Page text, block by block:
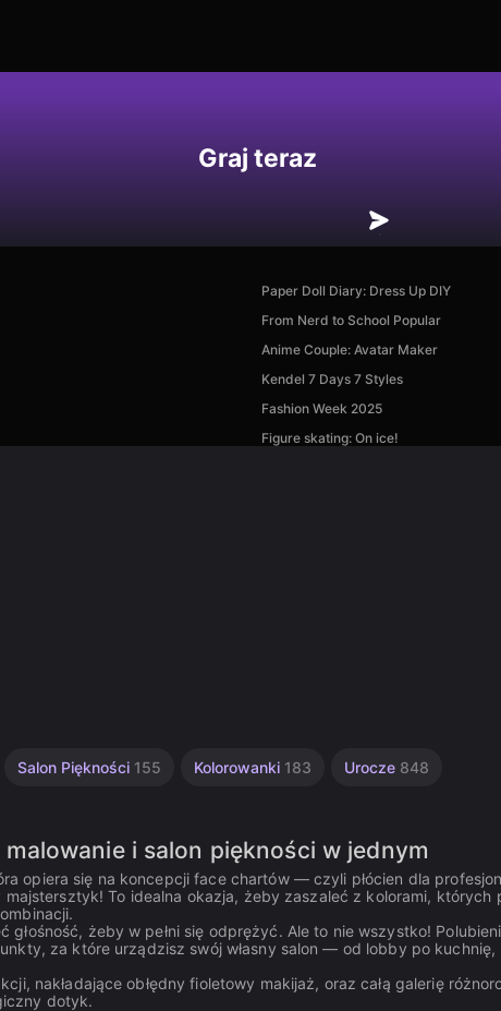
Graj teraz
Paper Doll Diary: Dress Up DIY
From Nerd to School Popular
Anime Couple: Avatar Maker
Kendel 7 Days 7 Styles
Fashion Week 2025
Figure skating: On ice!
Salon Piękności 155 Kolorowanki 183 Urocze 848
i salon piękności w jednym
opiera się na koncepcji face chartów — czyli płócien dla
To idealna okazja, żeby zaszaleć z kolorami, których
żeby w pełni się odprężyć. Ale to nie wszystko!
za które urządzisz swój własny salon — od lobby po kuchnię,
nakładające obłędny fioletowy makijaż, oraz całą galerię
dotyk.